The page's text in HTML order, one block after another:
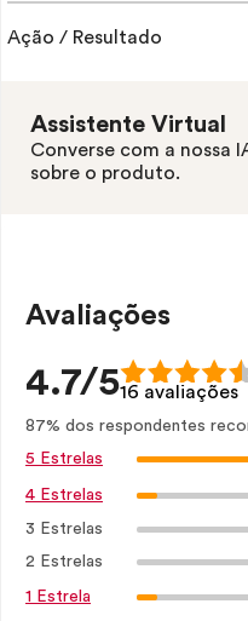
Ação / Resultado
Assistente Virtual
Converse com a nossa
sobre o produto.
Avaliações
4.7/516 avaliações
87% dos respondentes
5 Estrelas
4 Estrelas
3 Estrelas
2 Estrelas
1 Estrela